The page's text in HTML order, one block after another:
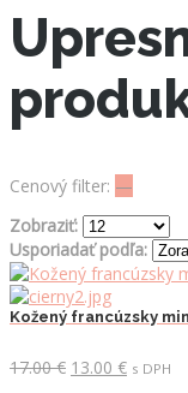
Cenový filter: —
Zobraziť:
Usporiadať podľa:
Kožený francúzsky
17.00€ Pôvodná
13.00 €Aktuálna
s DPH